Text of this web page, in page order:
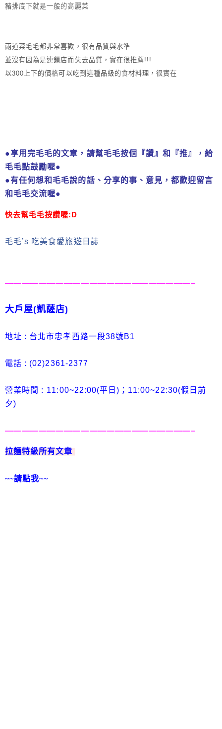
豬排底下就是一般的高麗菜
兩道菜毛毛都非常喜歡，很有品質與水準
並沒有因為是連鎖店而失去品質，實在很推薦!!!
以300上下的價格可以吃到這種品級的食材料理，很實在
●享用完毛毛的文章，請幫毛毛按個『讚』和『推』，給
毛毛點鼓勵喔●
●有任何想和毛毛說的話、分享的事、意見，都歡迎留言
和毛毛交流喔●
快去幫毛毛按讚喔:D
毛毛’s 吃美食愛旅遊日誌
——————————————————————–
大戶屋(凱薩店)
地址 : 台北市忠孝西路一段38號B1
電話 : (02)2361-2377
營業時間 : 11:00~22:00(平日)；11:00~22:30(假日前
夕)
——————————————————————–
拉麵特級所有文章
~~請點我~~